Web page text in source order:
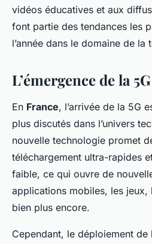
vidéos éducatives et aux
font partie des tendances les
l’année dans le domaine de la
L’émergence de la
En France, l’arrivée de la 5G
plus discutés dans l’univers
nouvelle technologie promet
téléchargement ultra-rapides
faible, ce qui ouvre de
applications mobiles, les jeux,
bien plus encore.
Cependant, le déploiement de